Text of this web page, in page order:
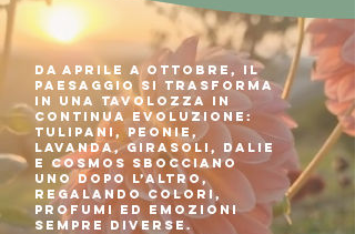
Da aprile a ottobre, il
paesaggio si trasforma
in una tavolozza in
continua evoluzione:
tulipani, peonie,
lavanda, girasoli, dalie
e cosmos sbocciano
uno dopo l’altro,
regalando colori,
profumi ed emozioni
sempre diverse.